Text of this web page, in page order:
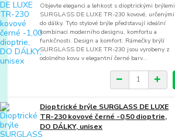
Objevte eleganci a lehkost s dioptrickými brýlemi
SURGLASS DE LUXE TR-230 kovové, určenými
do dálky. Tyto stylové brýle představují ideální
kombinaci moderního designu, komfortu a
funkčnosti. Design a komfort: Rámečky brýlí
SURGLASS DE LUXE TR-230 jsou vyrobeny z
odolného kovu v elegantní černé barv...
Dioptrické brýle SURGLASS DE LUXE
TR-230 kovové černé -0,50 dioptrie,
DO DÁLKY, unisex